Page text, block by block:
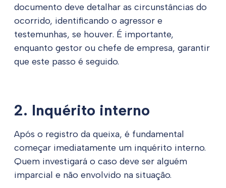
documento deve detalhar as circunstâncias do
ocorrido, identificando o agressor e
testemunhas, se houver. É importante,
enquanto gestor ou chefe de empresa, garantir
que este passo é seguido.
2. Inquérito interno
Após o registro da queixa, é fundamental
começar imediatamente um inquérito interno.
Quem investigará o caso deve ser alguém
imparcial e não envolvido na situação.